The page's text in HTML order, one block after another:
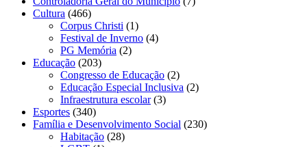
Cultura (466)
Corpus Christi (1)
Festival de Inverno (4)
PG Memória (2)
Educação (203)
Congresso de Educação (2)
Educação Especial Inclusiva (2)
Infraestrutura escolar(3)
Esportes (340)
Família e Desenvolvimento Social (230)
Habitação (28)